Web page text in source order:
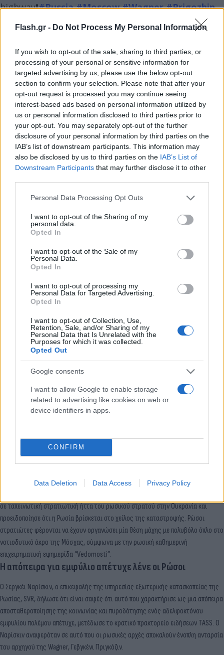
Flash.gr - Do Not Process My Personal Information
If you wish to opt-out of the sale, sharing to third parties, or
processing of your personal or sensitive information for
targeted advertising by us, please use the below opt-out
section to confirm your selection. Please note that after your
opt-out request is processed you may continue seeing
interest-based ads based on personal information utilized by
us or personal information disclosed to third parties prior to
your opt-out. You may separately opt-out of the further
disclosure of your personal information by third parties on the
IAB’s list of downstream participants. This information may
also be disclosed by us to third parties on the IAB’s List of
Downstream Participants that may further disclose it to other
Please note that this website/app uses one or more Google
not limited to your visit or usage behaviour. You may click to
grant or deny consent to Google and its third-party tags to
use your data for below specified purposes in below Google
consent section.
Personal Data Processing Opt Outs
I want to opt-out of the Sharing of my
personal data.
Opted In
I want to opt-out of the Sale of my
Personal Data.
Opted In
I want to opt-out of processing my
Personal Data for Targeted Advertising.
Opted In
I want to opt-out of Collection, Use,
Retention, Sale, and/or Sharing of my
Personal Data that Is Unrelated with the
Purposes for which it was collected.
Opted Out
Google consents
I want to allow Google to enable storage
related to advertising like cookies on web or
device identifiers in apps.
CONFIRM
Data Deletion Data Access Privacy Policy
highway❗#Russia #Moscow #Wagner #Prigozhin
— Earth Updates (@a_newschannel)June 24, 2023
Η περιοχή αυτή βρίσκεται βόρεια του Ροστόφ επί του Ντον, όπου ο Πριγκόζιν
ισχυρίζεται ότι ελέγχει βασικές στρατιωτικές εγκαταστάσεις στην
πόλη.Άλλες φωτογραφίες που δημοσιεύθηκαν από κανάλια Telegram που
υποστηρίζουν την Wagner δείχνουν Ρώσους στρατιώτες σε συνοριακό πέρασμα
στο Βορονέζ να καταθέτουν τα όπλα τους. Ενώ η τοποθεσία μπόρεσε να
επιβεβαιωθεί και οι στρατιώτες δεν φαίνεται να είναι οπλισμένοι, οι ακριβείς
συνθήκες του επεισοδίου ήταν ασαφείς.
Explosion in Voronezhpic.twitter.com/XQlacU4UIk
— Russian Market (@runews)June 24, 2023
υπηρεσίες έκτακτης ανάγκης προσπαθούν να κατασβήσουν τις φλόγες που
Περισσότεροι από 100 πυροσβέστες και 30 μονάδες έχουν αναπτυχθεί στο
σημείο, δήλωσε ο περιφερειάρχης Αλεξάντερ Γκούσεφ.
Ο κυβερνήτης της περιφέρειας Voronezh της Ρωσίας δήλωσε εξάλλου ότι ο
ρωσικός στρατός λαμβάνει «τα απαραίτητα στρατιωτικά μέτρα» στην περιοχή
ως μέρος μιας αντιτρομοκρατικής επιχείρησης που κηρύχθηκε μετά από ένοπλη
ανταρσία της μισθοφορικής ομάδας Wagner.
Οι κάτοικοι της περιφέρειας Λιπέτσκ καλούνται να
μείνουν σπίτια τους
Οι αρχές στη ρωσική περιφέρεια Λιπέτσκ, που βρίσκεται σε απόσταση 420 χλμ.
νότια της Μόσχας, κάλεσαν σήμερα τους κατοίκους της περιφέρειας να μείνουν
στα σπίτια τους, μπροστά στην ανταρσία των μισθοφόρων της Wagner. "Για να
επιχειρησιακό (περιφερειακό) αρχηγείο καλεί τους κατοίκους να μην φύγουν από
τα σπίτια τους εκτός εάν είναι απαραίτητο και να μην ταξιδέψουν με ιδιωτικό
όχημα", τόνισαν οι αρχές.
Ρώσοι εθνικιστές ετοιμάζουν σχέδιο δράσης κατά της
Ρώσοι εθνικιστές με επικεφαλής έναν πρώην αξιωματικό της ρωσικής κρατικής
υπηρεσίας ασφαλείας FSB δήλωσαν σήμερα ότι θα δημοσιεύσουν σύντομα ένα
εθνικιστική οργάνωση, γνωστή ως «Λέσχη Αγανακτισμένων Πατριωτών»,
σε ταπεινωτική στρατιωτική ήττα του ρωσικού στρατού στην Ουκρανία και
προειδοποίησε ότι η Ρωσία βρίσκεται στο χείλος της καταστροφής. Ρώσοι
στρατιώτες φέρονται να έχουν οργανώσει μία θέση μάχης με πολυβόλο όπλο στο
νοτιοδυτικό άκρο της Μόσχας, σύμφωνα με την ρωσική καθημερινή
επιχειρηματική εφημερίδα “Vedomosti”.
Η απόπειρα για εμφύλιο απέτυχε λένε οι Ρώσοι
Ο Σεργκέι Ναρίσκιν, ο επικεφαλής της υπηρεσίας εξωτερικής κατασκοπείας της
Ρωσίας, SVR, δήλωσε ότι είναι σαφές ότι αυτό που χαρακτήρισε ως μια απόπειρα
αποσταθεροποίησης της κοινωνίας και πυροδότησης ενός αδελφοκτόνου
εμφυλίου πολέμου απέτυχε, μετέδωσε το κρατικό πρακτορείο ειδήσεων TASS. Ο
Ναρίσκιν αναφερόταν σε αυτό που οι ρωσικές αρχές αποκαλούν ένοπλη ανταρσία
του αρχηγού της Wagner, Γεβγκένι Πριγκόζιν.